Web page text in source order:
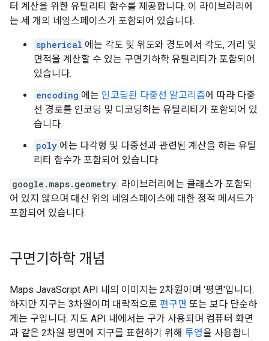
터 계산을 위한 유틸리티 함수를 제공합니다. 이 라이브러리에
는 세 개의 네임스페이스가 포함되어 있습니다.
spherical 에는 각도 및 위도와 경도에서 각도, 거리 및
면적을 계산할 수 있는 구면기하학 유틸리티가 포함되어
있습니다.
encoding 에는 인코딩된 다중선 알고리즘에 따라 다중
선 경로를 인코딩 및 디코딩하는 유틸리티가 포함되어 있
습니다.
poly 에는 다각형 및 다중선과 관련된 계산을 하는 유틸
리티 함수가 포함되어 있습니다.
google.maps.geometry 라이브러리에는 클래스가 포함되
어 있지 않으며 대신 위의 네임스페이스에 대한 정적 메서드가
포함되어 있습니다.
구면기하학 개념
Maps JavaScript API 내의 이미지는 2차원이며 '평면'입니다.
하지만 지구는 3차원이며 대략적으로 편구면 또는 보다 단순하
게는 구입니다. 지도 API 내에서는 구가 사용되며 컴퓨터 화면
과 같은 2차원 평면에 지구를 표현하기 위해 투영을 사용합니